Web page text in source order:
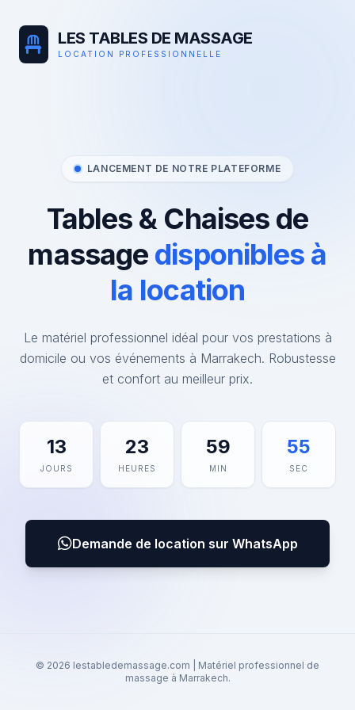
LES TABLES DE MASSAGE
LOCATION PROFESSIONNELLE
LANCEMENT DE NOTRE PLATEFORME
Tables & Chaises de
massage disponibles à
la location
Le matériel professionnel idéal pour vos prestations à
domicile ou vos événements à Marrakech. Robustesse
et confort au meilleur prix.
13
JOURS
23
HEURES
59
MIN
55
SEC
Demande de location sur WhatsApp
© 2026 lestabledemassage.com | Matériel professionnel de
massage à Marrakech.